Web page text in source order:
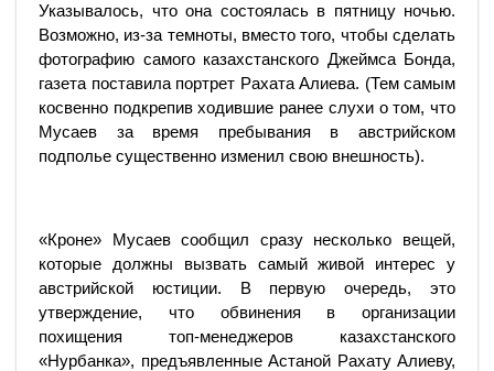
Указывалось, что она состоялась в пятницу ночью.
Возможно, из-за темноты, вместо того, чтобы сделать
фотографию самого казахстанского Джеймса Бонда,
газета поставила портрет Рахата Алиева. (Тем самым
косвенно подкрепив ходившие ранее слухи о том, что
Мусаев за время пребывания в австрийском
подполье существенно изменил свою внешность).
«Кроне» Мусаев сообщил сразу несколько вещей,
которые должны вызвать самый живой интерес у
австрийской юстиции. В первую очередь, это
утверждение, что обвинения в организации
похищения топ-менеджеров казахстанского
«Нурбанка», предъявленные Астаной Рахату Алиеву,